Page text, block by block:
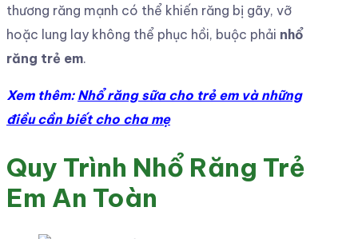
thương răng mạnh có thể khiến răng bị gãy, vỡ
hoặc lung lay không thể phục hồi, buộc phải nhổ
răng trẻ em.
Xem thêm: Nhổ răng sữa cho trẻ em và những
điều cần biết cho cha mẹ
Quy Trình Nhổ Răng Trẻ
Em An Toàn